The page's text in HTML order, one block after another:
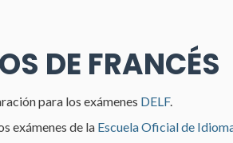
DE FRANCÉS
para los exámenes DELF.
exámenes de la Escuela Oficial de